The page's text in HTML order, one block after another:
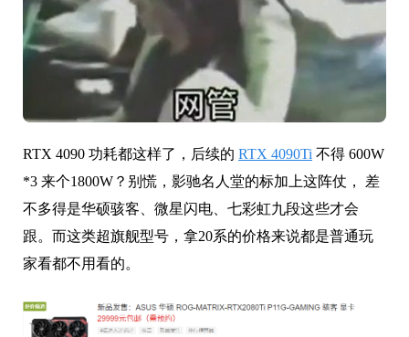
RTX 4090 功耗都这样了，后续的 RTX 4090Ti 不得 600W
*3 来个1800W？别慌，影驰名人堂的标加上这阵仗， 差
不多得是华硕骇客、微星闪电、七彩虹九段这些才会
跟。而这类超旗舰型号，拿20系的价格来说都是普通玩
家看都不用看的。